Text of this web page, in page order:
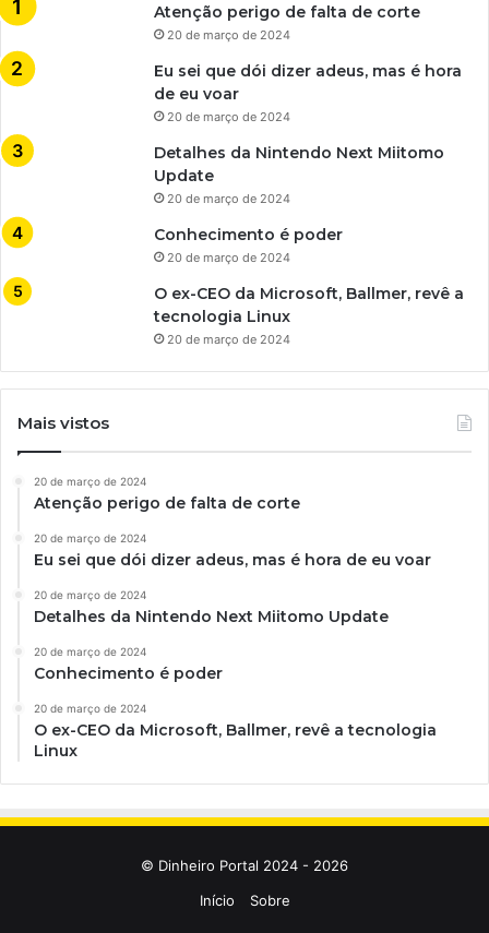
Atenção perigo de falta de corte
20 de março de 2024
Eu sei que dói dizer adeus, mas é hora
de eu voar
20 de março de 2024
Detalhes da Nintendo Next Miitomo
Update
20 de março de 2024
Conhecimento é poder
20 de março de 2024
O ex-CEO da Microsoft, Ballmer, revê a
tecnologia Linux
20 de março de 2024
Mais vistos
20 de março de 2024
Atenção perigo de falta de corte
20 de março de 2024
Eu sei que dói dizer adeus, mas é hora de eu voar
20 de março de 2024
Detalhes da Nintendo Next Miitomo Update
20 de março de 2024
Conhecimento é poder
20 de março de 2024
O ex-CEO da Microsoft, Ballmer, revê a tecnologia
Linux
© Dinheiro Portal 2024 - 2026
Início
Sobre